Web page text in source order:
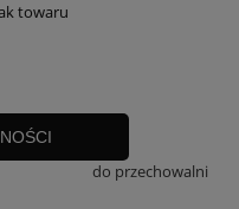
towaru
do przechowalni